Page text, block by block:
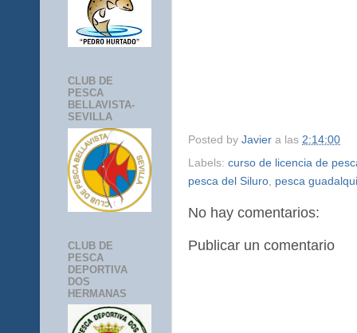
Posted by Javier a las 2:14:00
Labels: curso de licencia de
pesca del Siluro pesca
No hay comentarios:
Publicar un comentario
CLUB DE
PESCA
BELLAVISTA-
SEVILLA
CLUB DE
PESCA
DEPORTIVA
DOS
HERMANAS